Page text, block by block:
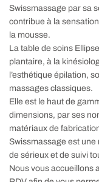
Swissmassage par sa
contribue à la
la mousse.
La table de soins
plantaire, à la
l’esthétique épilation,
massages classiques.
Elle est le haut de
dimensions, par ses
matériaux de
Swissmassage est
de sérieux et de suivi
Nous vous accueillons